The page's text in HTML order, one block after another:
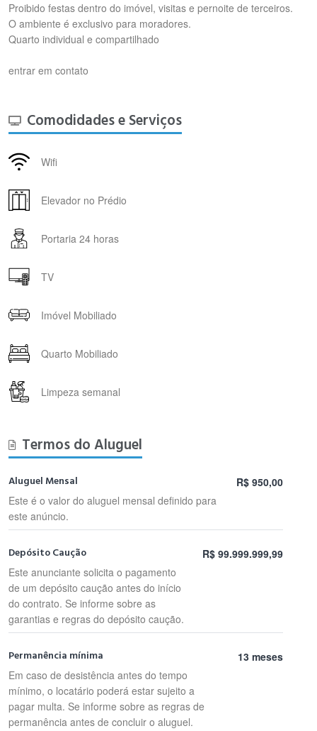
Proibido festas dentro do imóvel, visitas e pernoite de terceiros.
O ambiente é exclusivo para moradores.
Quarto individual e compartilhado
entrar em contato
Comodidades e Serviços
Wifi
Elevador no Prédio
Portaria 24 horas
TV
Imóvel Mobiliado
Quarto Mobiliado
Limpeza semanal
Termos do Aluguel
Aluguel Mensal
Este é o valor do aluguel mensal definido para
este anúncio.
R$ 950,00
Depósito Caução
Este anunciante solicita o pagamento
de um depósito caução antes do início
do contrato. Se informe sobre as
garantias e regras do depósito caução.
R$ 99.999.999,99
Permanência mínima
Em caso de desistência antes do tempo
mínimo, o locatário poderá estar sujeito a
pagar multa. Se informe sobre as regras de
permanência antes de concluir o aluguel.
13 meses